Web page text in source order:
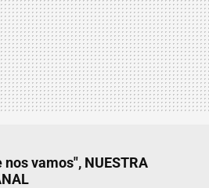
nos vamos", NUESTRA